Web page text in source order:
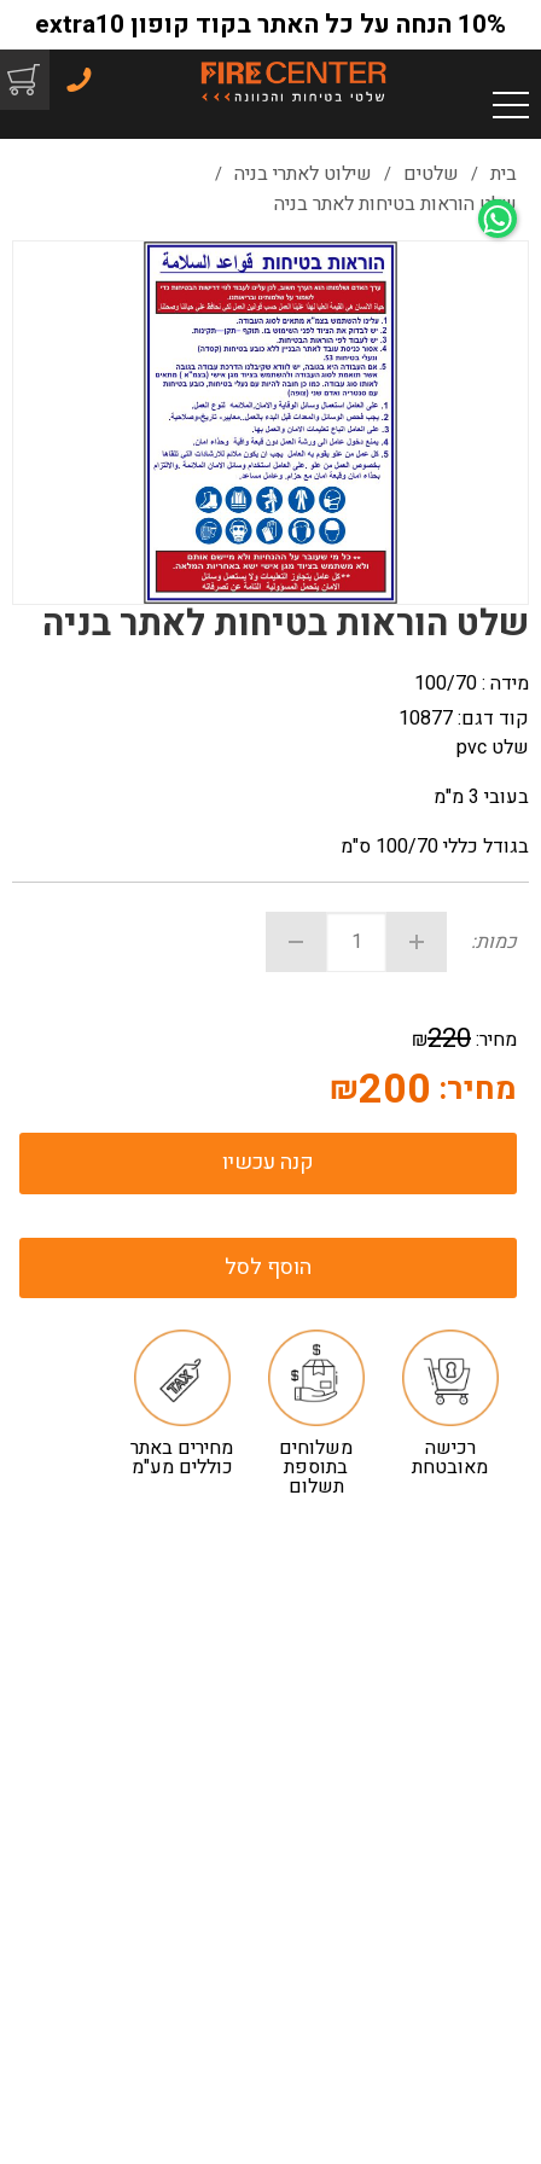
10% הנחה על כל האתר בקוד קופון extra10
בית / שלטים / שילוט לאתרי בניה /
שלט הוראות בטיחות לאתר בניה
שלט הוראות בטיחות לאתר בניה
מידה : 100/70
קוד דגם:10877
שלט pvc
בעובי 3 מ"מ
בגודל כללי 100/70 ס"מ
כמות:
מחיר:220
₪
מחיר: 200
₪
קנה עכשיו
הוסף לסל
רכישה
מאובטחת
משלוחים
בתוספת
תשלום
מחירים באתר
כוללים מע"מ